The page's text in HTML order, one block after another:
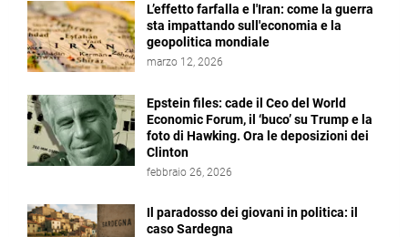
L’effetto farfalla e l'Iran: come la guerra
sta impattando sull'economia e la
geopolitica mondiale
marzo 12, 2026
Epstein files: cade il Ceo del World
Economic Forum, il ‘buco’ su Trump e la
foto di Hawking. Ora le deposizioni dei
Clinton
febbraio 26, 2026
Il paradosso dei giovani in politica: il
caso Sardegna